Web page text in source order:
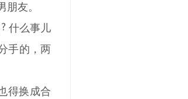
友。
什么事儿
手的，两
得换成合